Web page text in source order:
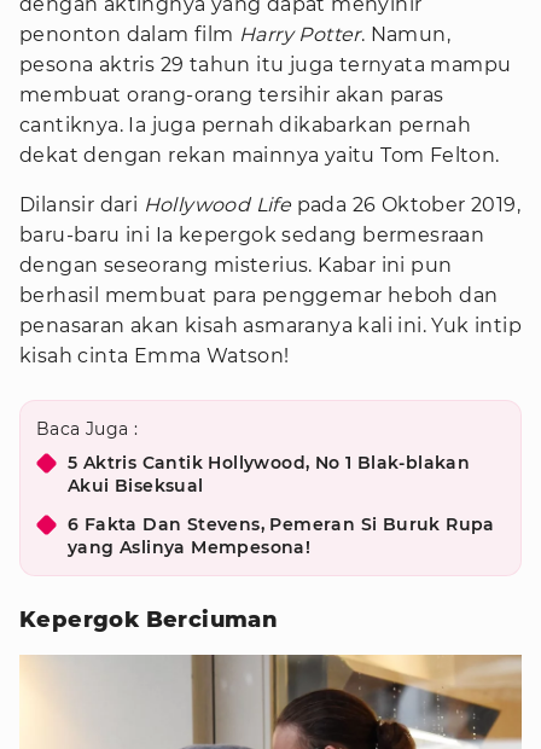
penonton dalam film Harry Potter. Namun,
pesona aktris 29 tahun itu juga ternyata mampu
membuat orang-orang tersihir akan paras
cantiknya. Ia juga pernah dikabarkan pernah
dekat dengan rekan mainnya yaitu Tom Felton.
Dilansir dari Hollywood Life pada 26 Oktober 2019,
baru-baru ini Ia kepergok sedang bermesraan
dengan seseorang misterius. Kabar ini pun
berhasil membuat para penggemar heboh dan
penasaran akan kisah asmaranya kali ini. Yuk intip
kisah cinta Emma Watson!
Baca Juga :
5 Aktris Cantik Hollywood, No 1 Blak-blakan
Akui Biseksual
6 Fakta Dan Stevens, Pemeran Si Buruk Rupa
yang Aslinya Mempesona!
Kepergok Berciuman